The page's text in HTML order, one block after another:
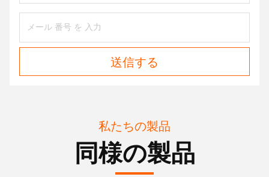
送信する
私たちの製品
同様の製品